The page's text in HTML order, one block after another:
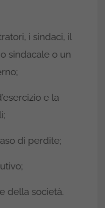
i sindaci, il
sindacale o un
e la
di perdite;
della società.